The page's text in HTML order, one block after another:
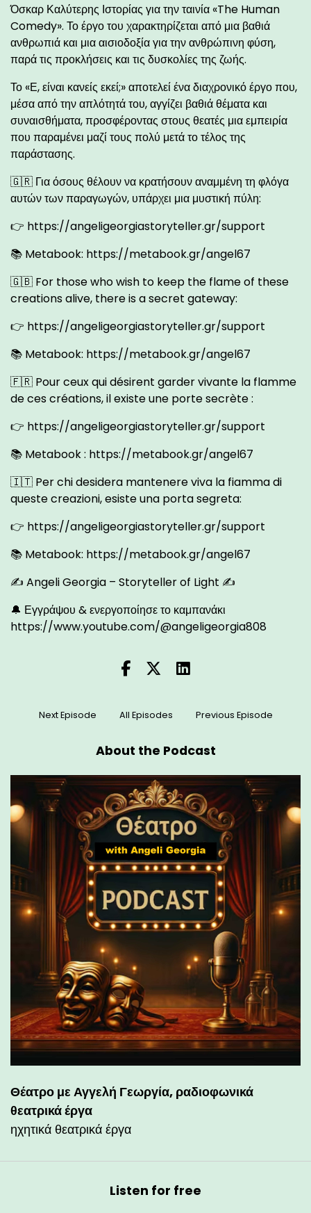
Όσκαρ Καλύτερης Ιστορίας για την ταινία «The Human
Comedy». Το έργο του χαρακτηρίζεται από μια βαθιά
ανθρωπιά και μια αισιοδοξία για την ανθρώπινη φύση,
παρά τις προκλήσεις και τις δυσκολίες της ζωής.
Το «Ε, είναι κανείς εκεί;» αποτελεί ένα διαχρονικό έργο που,
μέσα από την απλότητά του, αγγίζει βαθιά θέματα και
συναισθήματα, προσφέροντας στους θεατές μια εμπειρία
που παραμένει μαζί τους πολύ μετά το τέλος της
παράστασης.
🇬🇷 Για όσους θέλουν να κρατήσουν αναμμένη τη φλόγα
αυτών των παραγωγών, υπάρχει μια μυστική πύλη:
👉 https://angeligeorgiastoryteller.gr/support
📚 Metabook: https://metabook.gr/angel67
🇬🇧 For those who wish to keep the flame of these
creations alive, there is a secret gateway:
👉 https://angeligeorgiastoryteller.gr/support
📚 Metabook: https://metabook.gr/angel67
🇫🇷 Pour ceux qui désirent garder vivante la flamme
de ces créations, il existe une porte secrète :
👉 https://angeligeorgiastoryteller.gr/support
📚 Metabook : https://metabook.gr/angel67
🇮🇹 Per chi desidera mantenere viva la fiamma di
queste creazioni, esiste una porta segreta:
👉 https://angeligeorgiastoryteller.gr/support
📚 Metabook: https://metabook.gr/angel67
✍ Angeli Georgia – Storyteller of Light ✍
🔔 Εγγράψου & ενεργοποίησε το καμπανάκι
https://www.youtube.com/@angeligeorgia808
Next Episode All Episodes Previous Episode
About the Podcast
Θέατρο με Αγγελή Γεωργία, ραδιοφωνικά
θεατρικά έργα
ηχητικά θεατρικά έργα
Listen for free